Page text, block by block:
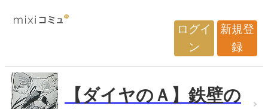
ログイ
ン
新規登
録
【ダイヤのＡ】鉄壁の